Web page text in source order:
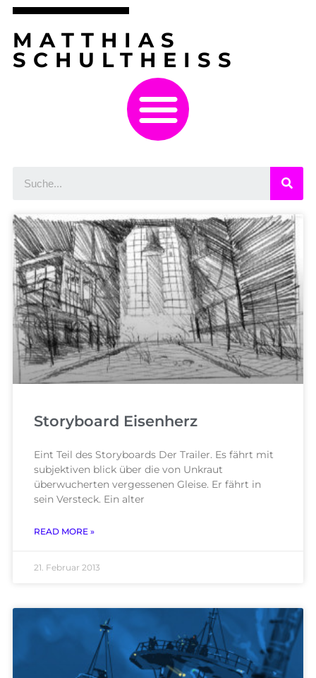
MATTHIAS
SCHULTHEISS
Storyboard Eisenherz
Eint Teil des Storyboards Der Trailer. Es fährt mit
subjektiven blick über die von Unkraut
überwucherten vergessenen Gleise. Er fährt in
sein Versteck. Ein alter
READ MORE »
21. Februar 2013